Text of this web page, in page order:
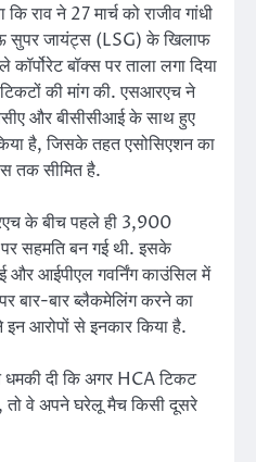
राव ने 27 मार्च को राजीव गांधी
सुपर जायंट्स (LSG) के खिलाफ
बॉक्स पर ताला लगा दिया
की मांग की. एसआरएच ने
और बीसीसीआई के साथ हुए
है, जिसके तहत एसोसिएशन का
तक सीमित है.
के बीच पहले ही 3,900
सहमति बन गई थी. इसके
आईपीएल गवर्निंग काउंसिल में
बार-बार ब्लैकमेलिंग करने का
इन आरोपों से इनकार किया है.
धमकी दी कि अगर HCA टिकट
तो वे अपने घरेलू मैच किसी दूसरे